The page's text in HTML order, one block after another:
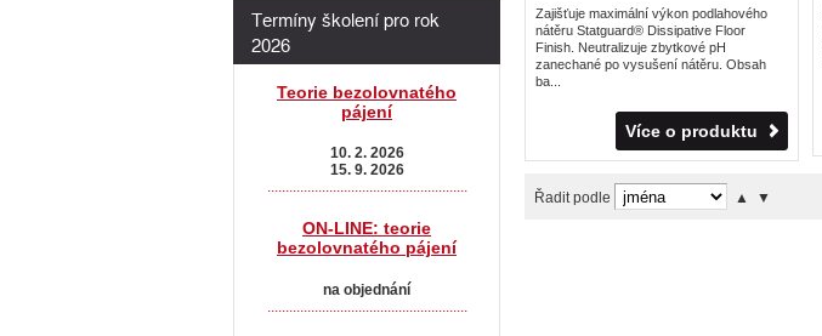
Zajišťuje maximální výkon podlahového
nátěru Statguard® Dissipative Floor
Finish. Neutralizuje zbytkové pH
zanechané po vysušení nátěru. Obsah
ba...
Více o produktu
Řadit podle ▲ ▼
Termíny školení pro rok
2026
Teorie bezolovnatého
pájení
10. 2. 2026
15. 9. 2026
.......................................................
ON-LINE: teorie
bezolovnatého pájení
na objednání